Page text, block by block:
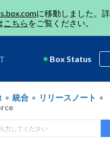
に移動しました。
こちら をご覧ください。
Box Status
統合
リリースノート